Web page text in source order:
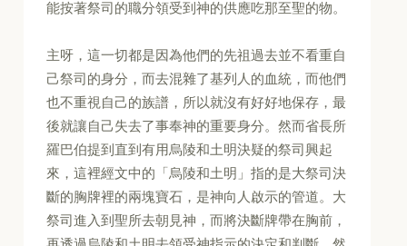
能按著祭司的職分領受到神的供應吃那至聖的物。
主呀，這一切都是因為他們的先祖過去並不看重自
己祭司的身分，而去混雜了基列人的血統，而他們
也不重視自己的族譜，所以就沒有好好地保存，最
後就讓自己失去了事奉神的重要身分。然而省長所
羅巴伯提到直到有用烏陵和土明決疑的祭司興起
來，這裡經文中的「烏陵和土明」指的是大祭司決
斷的胸牌裡的兩塊寶石，是神向人啟示的管道。大
祭司進入到聖所去朝見神，而將決斷牌帶在胸前，